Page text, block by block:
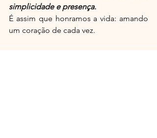
simplicidade e presença.
É assim que honramos a vida: amando
um coração de cada vez.